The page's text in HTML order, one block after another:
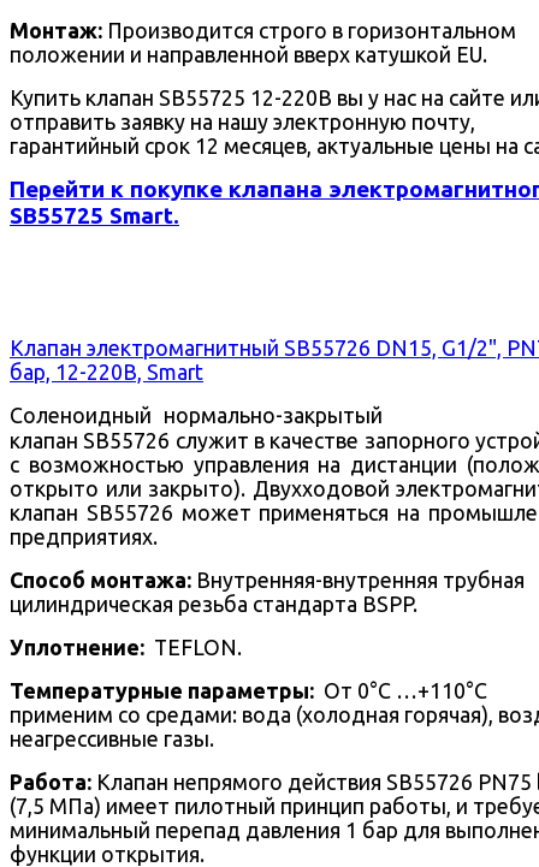
Монтаж: Производится строго в горизонтальном
положении и направленной вверх катушкой EU.
Купить клапан SB55725 12-220В вы у нас на сайте
отправить заявку на нашу электронную почту,
гарантийный срок 12 месяцев, актуальные цены на
Перейти к покупке клапана
SB55725 Smart.
Клапан электромагнитный SB55726 DN15, G1/2",
бар, 12-220В, Smart
Соленоидный нормально-закрытый
клапан SB55726 служит в качестве запорного
с возможностью управления на дистанции
открыто или закрыто). Двухходовой
клапан SB55726 может применяться на
предприятиях.
Способ монтажа: Внутренняя-внутренняя трубная
цилиндрическая резьба стандарта BSPP.
Уплотнение: TEFLON.
Температурные параметры: От 0°С …+110°С
применим со средами: вода (холодная горячая),
неагрессивные газы.
Работа: Клапан непрямого действия SB55726 PN75
(7,5 МПа) имеет пилотный принцип работы, и
минимальный перепад давления 1 бар для
функции открытия.